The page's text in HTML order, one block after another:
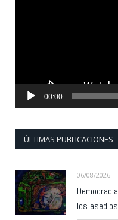
00:00
ÚLTIMAS PUBLICACIONES
06/08/2026
los